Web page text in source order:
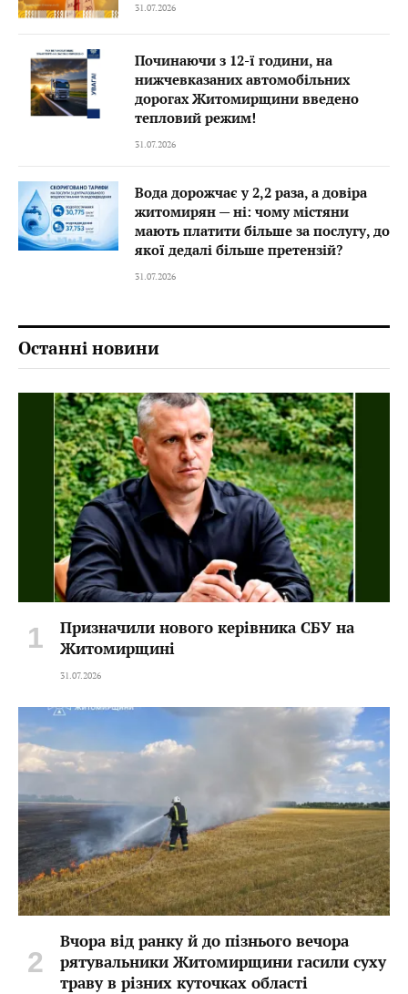
31.07.2026
Починаючи з 12-ї години, на
нижчевказаних автомобільних
дорогах Житомирщини введено
тепловий режим!
31.07.2026
Вода дорожчає у 2,2 раза, а довіра
житомирян — ні: чому містяни
мають платити більше за послугу, до
якої дедалі більше претензій?
31.07.2026
Останні новини
Призначили нового керівника СБУ на
Житомирщині
31.07.2026
Вчора від ранку й до пізнього вечора
рятувальники Житомирщини гасили суху
траву в різних куточках області